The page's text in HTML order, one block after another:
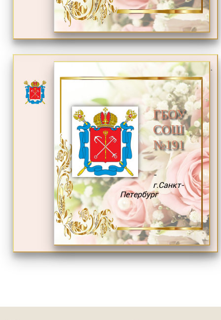
.
ГБОУ
СОШ
№191
-
г.Санкт-
Петербург